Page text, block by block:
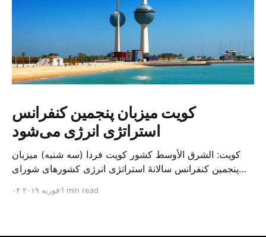
کویت میزبان پنجمین کنفرانس
استراتژی انرژی می‌شود
کویت: الشرق الأوسط کشور کویت فردا (سه شنبه) میزبان
پنجمین کنفرانس سالانهٔ استراتژی انرژی کشورهای شورای
متخصص از شرکت‌های جهانی نفت و گاز در این کنفرانس
۰۴ فوریه ۲۰۱۹1 min read